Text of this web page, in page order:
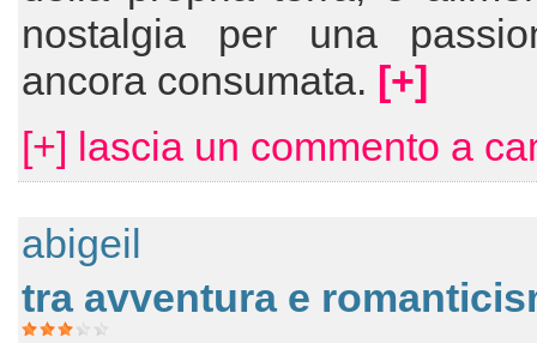
nostalgia per una
ancora consumata. [+]
[+] lascia un commento a
abigeil
tra avventura e